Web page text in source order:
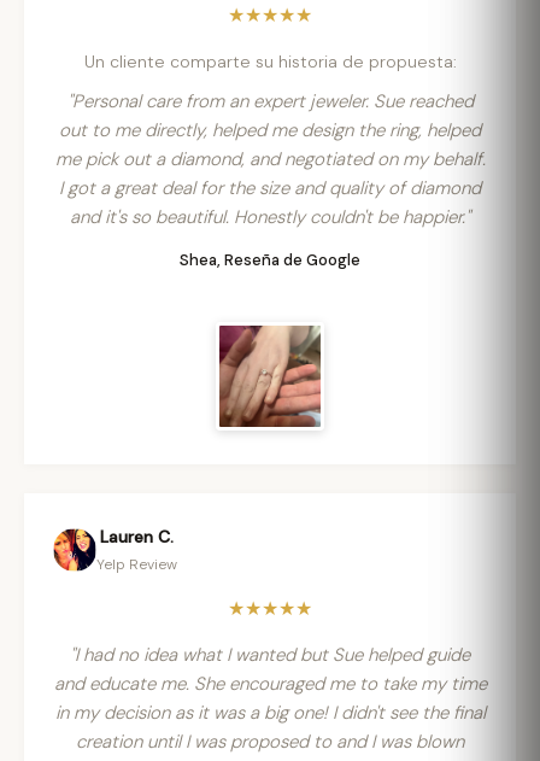
★★★★★
Un cliente comparte su historia de propuesta:
"Personal care from an expert jeweler. Sue reached
out to me directly, helped me design the ring, helped
me pick out a diamond, and negotiated on my behalf.
I got a great deal for the size and quality of diamond
and it's so beautiful. Honestly couldn't be happier."
Shea, Reseña de Google
Lauren C.
Yelp Review
★★★★★
"I had no idea what I wanted but Sue helped guide
and educate me. She encouraged me to take my time
in my decision as it was a big one! I didn't see the final
creation until I was proposed to and I was blown